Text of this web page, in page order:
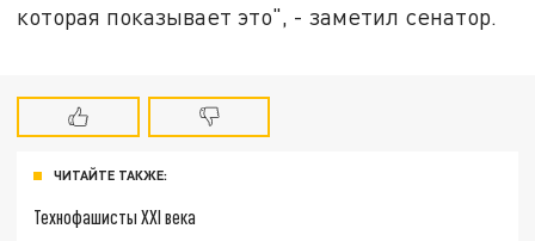
которая показывает это", - заметил сенатор.
ЧИТАЙТЕ ТАКЖЕ:
Технофашисты XXI века